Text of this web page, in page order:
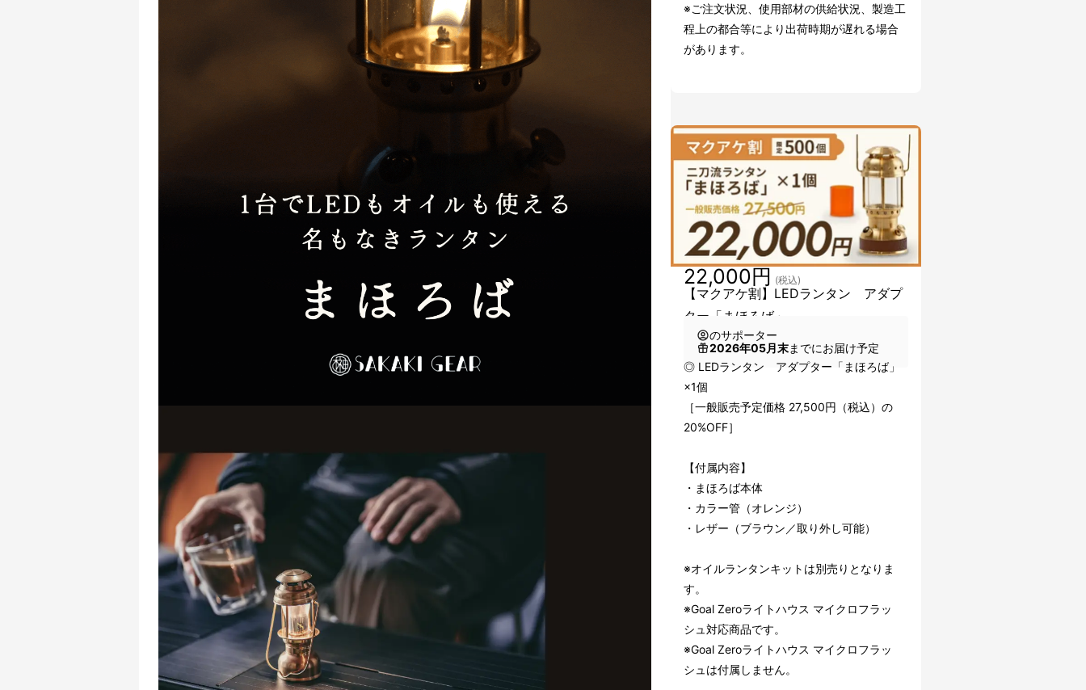
※ご注文状況、使用部材の供給状況、製造工
程上の都合等により出荷時期が遅れる場合
があります。
【マクアケ割】LEDランタン アダプ
ター「まほろば」
22,000円 (税込)
のサポーター
2026年05月末までにお届け予定
◎ LEDランタン アダプター「まほろば」
×1個
［一般販売予定価格 27,500円（税込）の
20%OFF］
【付属内容】
・まほろば本体
・カラー管（オレンジ）
・レザー（ブラウン／取り外し可能）
※オイルランタンキットは別売りとなりま
す。
※Goal Zeroライトハウス マイクロフラッ
シュ対応商品です。
※Goal Zeroライトハウス マイクロフラッ
シュは付属しません。